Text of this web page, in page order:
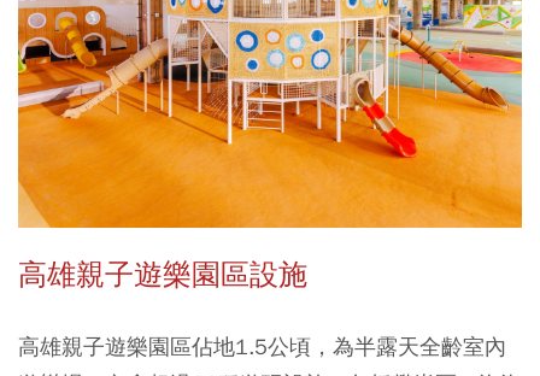
高雄親子遊樂園區設施
高雄親子遊樂園區佔地1.5公頃，為半露天全齡室內